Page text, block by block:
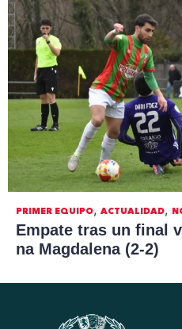
PRIMER EQUIPO, ACTUALIDAD,
Empate tras un final
na Magdalena (2-2)